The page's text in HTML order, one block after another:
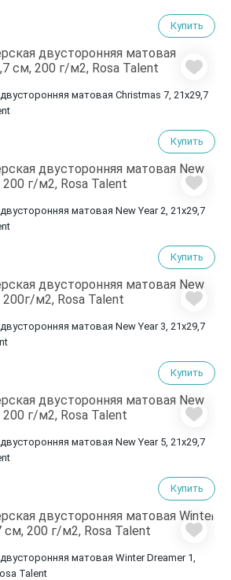
Купить
матовая Christmas 7, 21х29,7
Купить
матовая New Year 2, 21х29,7
Купить
матовая New Year 3, 21х29,7
Купить
матовая New Year 5, 21х29,7
Купить
матовая Winter Dreamer 1,
Talent